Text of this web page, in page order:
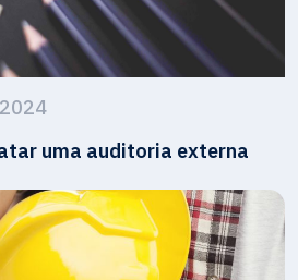
uma auditoria externa